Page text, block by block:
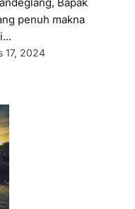
penuh makna
17, 2024